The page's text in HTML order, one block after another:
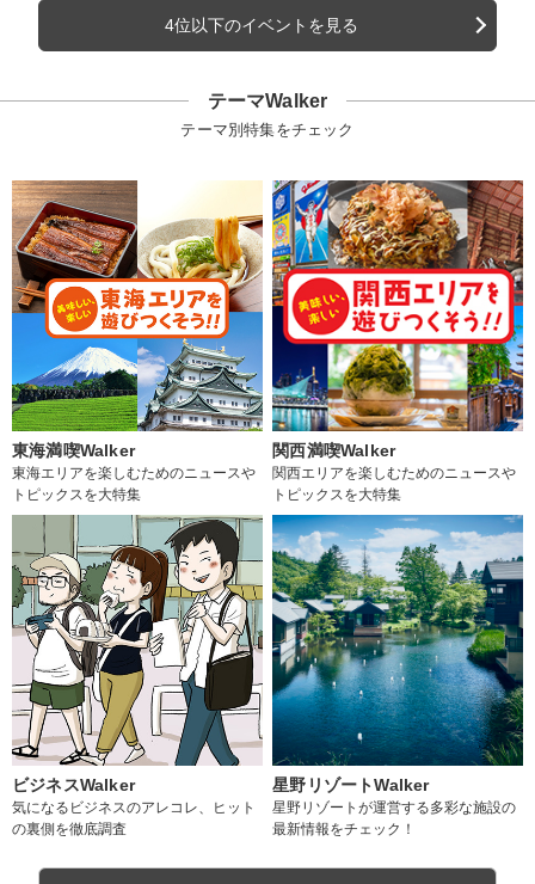
4位以下のイベントを見る
テーマWalker
テーマ別特集をチェック
東海満喫Walker
東海エリアを楽しむためのニュースや
トピックスを大特集
関西満喫Walker
関西エリアを楽しむためのニュースや
トピックスを大特集
ビジネスWalker
気になるビジネスのアレコレ、ヒット
の裏側を徹底調査
星野リゾートWalker
星野リゾートが運営する多彩な施設の
最新情報をチェック！